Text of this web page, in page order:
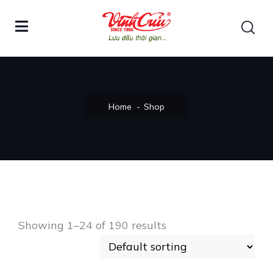
Home Shop
Showing 1–24 of 190 results